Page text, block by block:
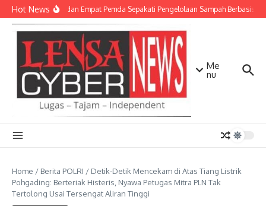
Lewati ke konten
Hot NewsTNI AD dan Empat Pemda Sepakati Pengelolaan Sampah Berbasis
Me
nu
Home / Berita POLRI / Detik-Detik Mencekam di Atas Tiang Listrik
Pohgading: Berteriak Histeris, Nyawa Petugas Mitra PLN Tak
Tertolong Usai Tersengat Aliran Tinggi